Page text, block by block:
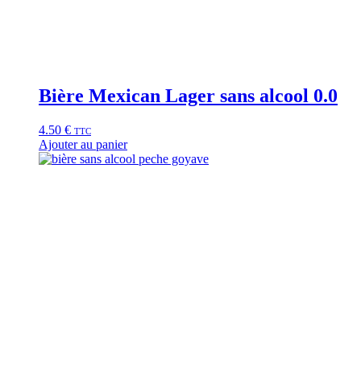
Bière Mexican Lager sans alcool 0.0
4.50 € TTC
Ajouter au panier